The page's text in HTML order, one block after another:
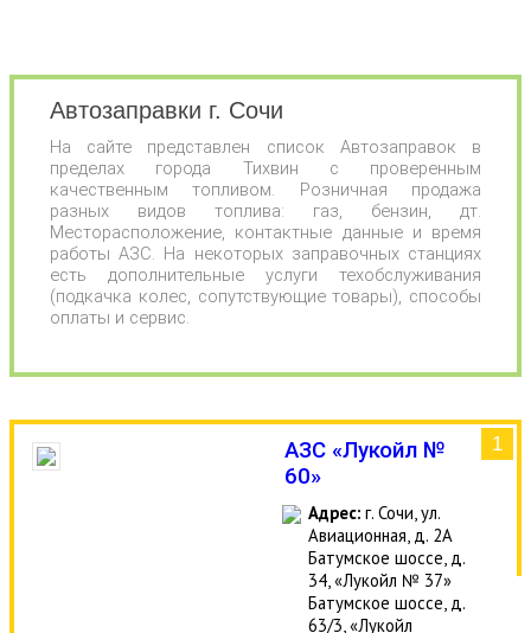
Автозаправки г. Сочи
На сайте представлен список Автозаправок в
пределах города Тихвин с проверенным
качественным топливом. Розничная продажа
разных видов топлива: газ, бензин, дт.
Месторасположение, контактные данные и время
работы АЗС. На некоторых заправочных станциях
есть дополнительные услуги техобслуживания
(подкачка колес, сопутствующие товары), способы
оплаты и сервис.
1
АЗС «Лукойл №
60»
Адрес: г. Сочи, ул.
Авиационная, д. 2А
Батумское шоссе, д.
34, «Лукойл № 37»
Батумское шоссе, д.
63/3, «Лукойл